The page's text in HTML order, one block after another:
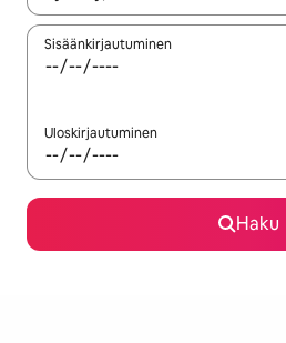
Sisäänkirjautuminen
Uloskirjautuminen
Haku